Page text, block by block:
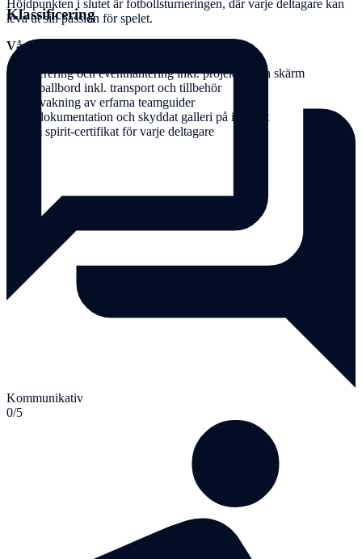
Höjdpunkten i slutet är fotbollsturneringen, där varje deltagare kan
leva ut sin passion för spelet.
Våra tjänster:
- Moderering och eventhantering inkl. projektor och skärm
- Foosballbord inkl. transport och tillbehör
- Övervakning av erfarna teamguider
- Fotodokumentation och skyddat galleri på internet
- Team spirit-certifikat för varje deltagare
Klassificering
Kommunikativ
0/5